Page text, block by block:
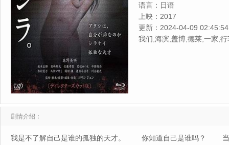
语言： 日语
上映： 2017
更新： 2024-04-09 02:45:54
我们,海滨,盖博,德莱,一家,
剧情介绍：
我是不了解自己是谁的孤独的天才。 你知道自己是谁吗？ 当问